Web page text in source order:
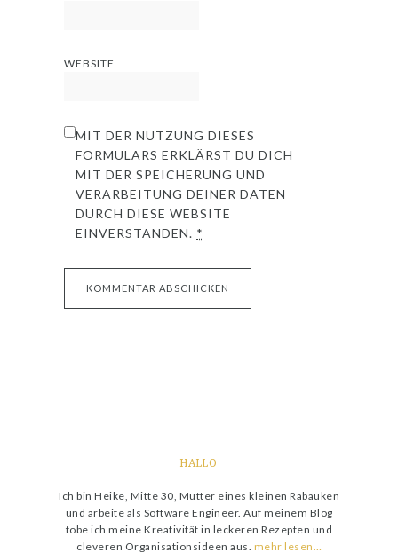
WEBSITE
MIT DER NUTZUNG DIESES
FORMULARS ERKLÄRST DU DICH
MIT DER SPEICHERUNG UND
VERARBEITUNG DEINER DATEN
DURCH DIESE WEBSITE
EINVERSTANDEN. *
HALLO
Ich bin Heike, Mitte 30, Mutter eines kleinen Rabauken
und arbeite als Software Engineer. Auf meinem Blog
tobe ich meine Kreativität in leckeren Rezepten und
cleveren Organisationsideen aus. mehr lesen…